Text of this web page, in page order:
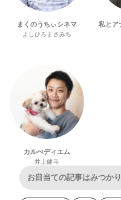
まくのうちぃシネマ
よしひろまさみち
私とア
カルぺディエム
井上健斗